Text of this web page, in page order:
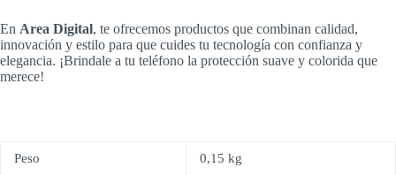
En Area Digital, te ofrecemos productos que combinan calidad,
innovación y estilo para que cuides tu tecnología con confianza y
elegancia. ¡Brindale a tu teléfono la protección suave y colorida que
merece!
Peso 0,15 kg